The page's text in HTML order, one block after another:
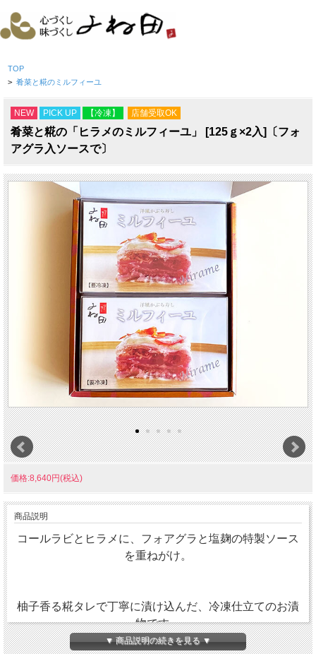
TOP
> 肴菜と糀のミルフィーユ
NEW PICK UP 【冷凍】 店舗受取OK
肴菜と糀の「ヒラメのミルフィーユ」 [125ｇ×2入]〔フォ
アグラ入ソースで〕
価格:8,640円(税込)
商品説明
コールラビとヒラメに、フォアグラと塩麹の特製ソース
を重ねがけ。
柚子香る糀タレで丁寧に漬け込んだ、冷凍仕立てのお漬
物です。
▼ 商品説明の続きを見る ▼